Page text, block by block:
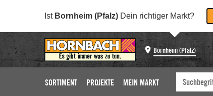
Ist Bornheim (Pfalz) Dein richtiger Markt?
Bornheim (Pfalz)
SORTIMENT PROJEKTE MEIN MARKT